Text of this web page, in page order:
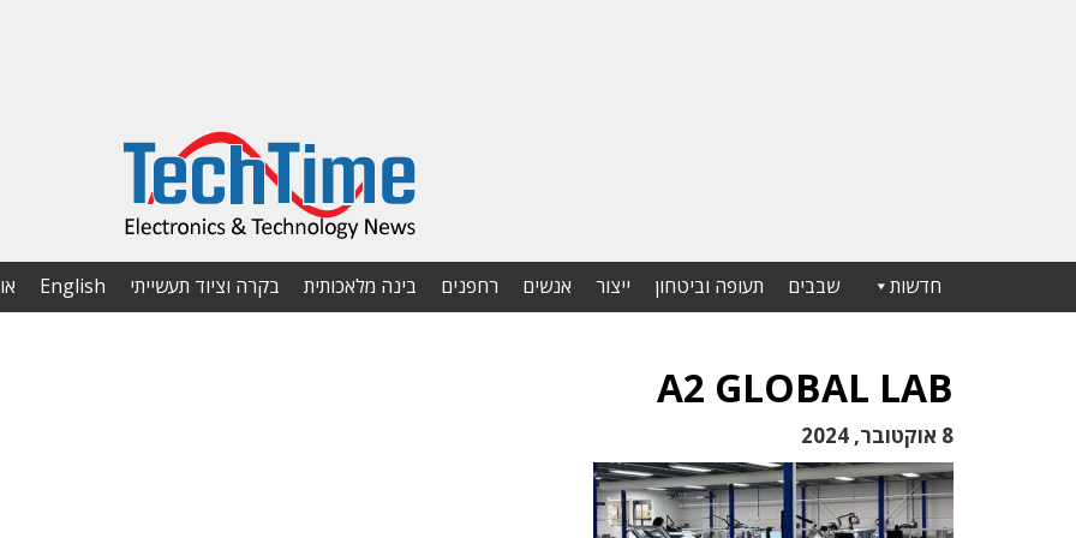
חדשות שבבים תעופה וביטחון ייצור אנשים רחפנים בינה מלאכותית בקרה וציוד תעשייתי English
A2 GLOBAL LAB
8 אוקטובר, 2024